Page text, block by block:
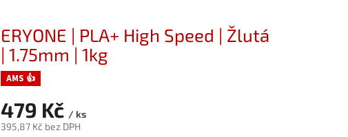
ERYONE | PLA+ High Speed | Žlutá
| 1.75mm | 1kg
AMS 👍
479 Kč / ks
395,87 Kč bez DPH